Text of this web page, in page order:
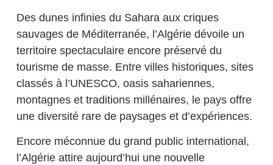
Des dunes infinies du Sahara aux criques
sauvages de Méditerranée, l’Algérie dévoile un
territoire spectaculaire encore préservé du
tourisme de masse. Entre villes historiques, sites
classés à l’UNESCO, oasis sahariennes,
montagnes et traditions millénaires, le pays offre
une diversité rare de paysages et d’expériences.
Encore méconnue du grand public international,
l’Algérie attire aujourd’hui une nouvelle